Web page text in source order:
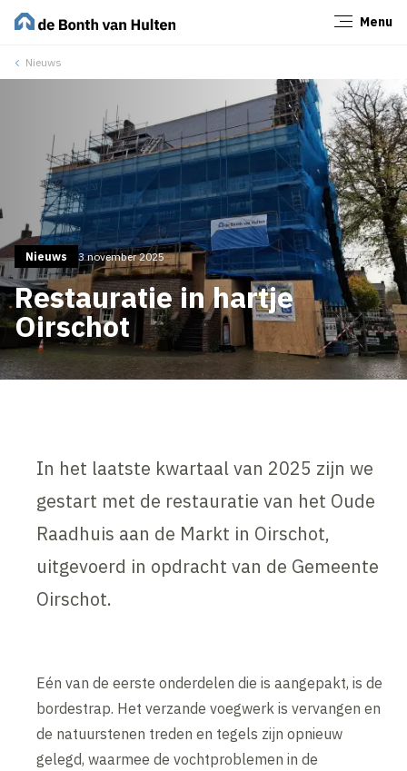
Menu
Nieuws
Nieuws 3 november 2025
Restauratie in hartje
Oirschot
In het laatste kwartaal van 2025 zijn we
gestart met de restauratie van het Oude
Raadhuis aan de Markt in Oirschot,
uitgevoerd in opdracht van de Gemeente
Oirschot.
Eén van de eerste onderdelen die is aangepakt, is de
bordestrap. Het verzande voegwerk is vervangen en
de natuurstenen treden en tegels zijn opnieuw
gelegd, waarmee de vochtproblemen in de
Sluiten